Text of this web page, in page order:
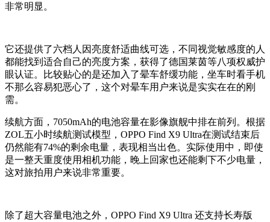
非常明显。
它还提供了六档人因亮度舒适曲线可选，不同视觉敏感度的人
都能找到适合自己的亮度方案，获得了德国莱茵等八项权威护
眼认证。比较贴心的是还加入了晕车舒缓功能，坐车时看手机
不那么容易犯恶心了，这个对晕车用户来说是实实在在的刚
需。
续航方面，7050mAh的电池容量在影像旗舰中排在前列。根据
ZOL五小时续航测试模型，OPPO Find X9 Ultra在测试结束后
仍然能有74%的剩余电量，表现相当出色。实际使用中，即使
是一整天重度使用相机功能，晚上回家也还能剩下不少电量，
这对旅拍用户来说非常重要。
除了超大容量电池之外，OPPO Find X9 Ultra 还支持长寿版